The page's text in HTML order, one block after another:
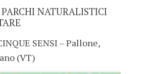
NATURALISTICI
SENSI – Pallone,
(VT)